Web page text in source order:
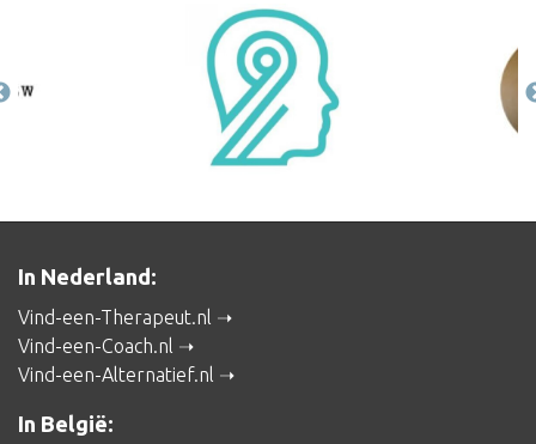
In Nederland:
Vind-een-Therapeut.nl
Vind-een-Coach.nl
Vind-een-Alternatief.nl
In België: